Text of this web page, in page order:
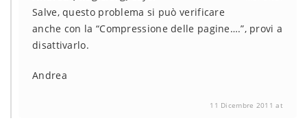
Salve, questo problema si può verificare
anche con la “Compressione delle pagine….”, provi a
disattivarlo.
Andrea
11 Dicembre 2011 at